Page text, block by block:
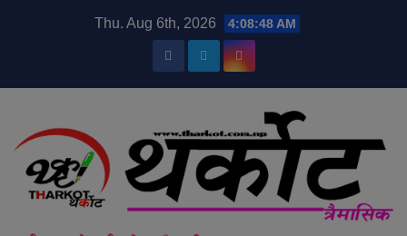
Thu. Aug 6th, 2026 4:08:48 AM
modal-check